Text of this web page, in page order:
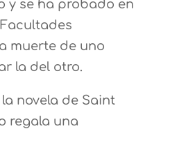
y se ha probado en
muerte de uno
la del otro.
novela de Saint
regala una